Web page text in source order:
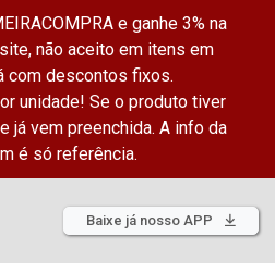
e ganhe 3% na
não aceito em itens em
com descontos fixos.
unidade! Se o produto tiver
já vem preenchida. A info da
é só referência.
Baixe já nosso APP